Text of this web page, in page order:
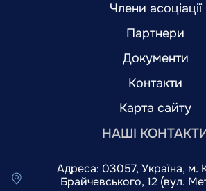
Члени асоціації
Партнери
Документи
Контакти
Карта сайту
НАШІ
Адреса: 03057, Україна, м.
Брайчевського, 12 (вул.